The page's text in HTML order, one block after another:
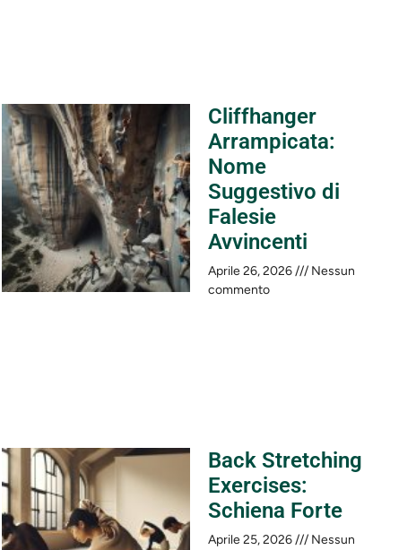
Cliffhanger
Arrampicata:
Nome
Suggestivo di
Falesie
Avvincenti
Aprile 26, 2026
Nessun
commento
Back Stretching
Exercises:
Schiena Forte
Aprile 25, 2026 Nessun